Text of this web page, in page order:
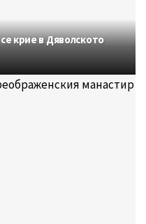
крие в Дяволското